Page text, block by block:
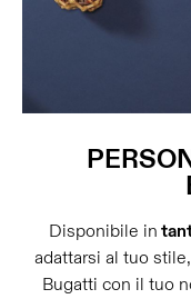
Disponibile in
adattarsi al tuo
Bugatti con il tuo